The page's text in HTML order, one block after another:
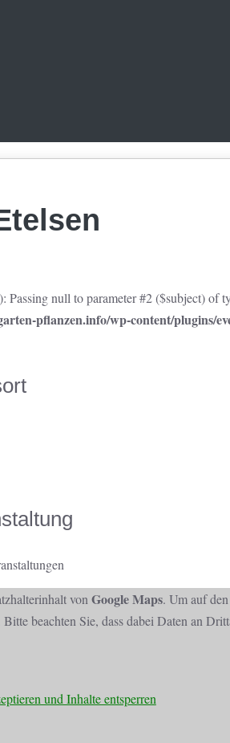
Passing null to parameter #2 ($subject) of
pflanzen.info/wp-content/plugins/
von Google Maps. Um auf
beachten Sie, dass dabei Daten an
und Inhalte entsperren